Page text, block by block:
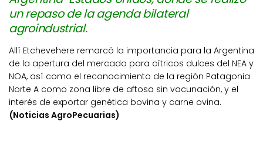
un repaso de la agenda bilateral
agroindustrial.
Allí Etchevehere remarcó la importancia para la Argentina
de la apertura del mercado para cítricos dulces del NEA y
NOA, así como el reconocimiento de la región Patagonia
Norte A como zona libre de aftosa sin vacunación, y el
interés de exportar genética bovina y carne ovina.
(Noticias AgroPecuarias)